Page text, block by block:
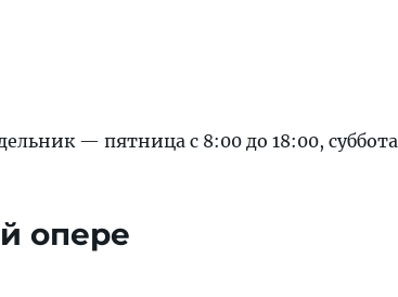
— пятница с 8:00 до 18:00,
опере